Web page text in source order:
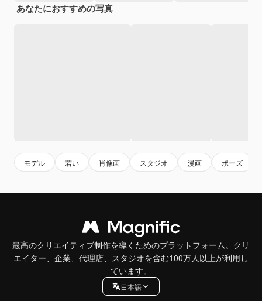
あなたにおすすめの写真
モデル 若い 肖像画 スタジオ 漫画 ポーズ
最高のクリエイティブ制作を導くためのプラットフォーム。クリ
エイター、企業、代理店、スタジオを含む100万人以上が利用し
ています。
日本語